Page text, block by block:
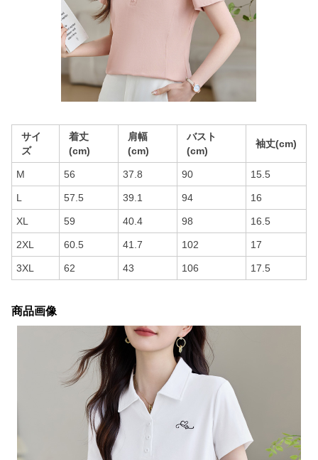
サイ
ズ
着丈
(cm)
肩幅
(cm)
バスト
(cm)
袖丈(cm)
M 56 37.8 90 15.5
L 57.5 39.1 94 16
XL 59 40.4 98 16.5
2XL 60.5 41.7 102 17
3XL 62 43 106 17.5
商品画像